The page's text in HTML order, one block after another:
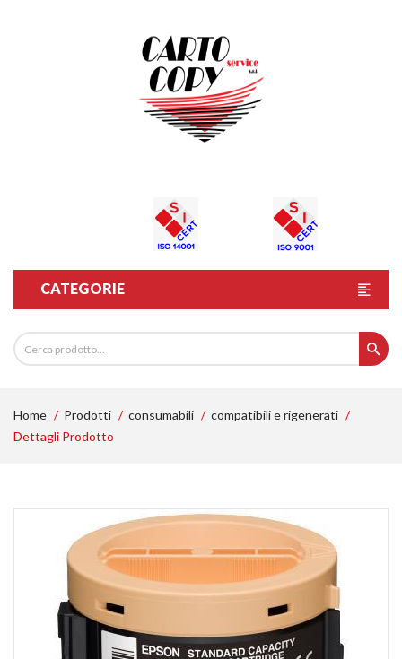
CATEGORIE
Home Prodotti consumabili
compatibili e rigenerati
Dettagli Prodotto